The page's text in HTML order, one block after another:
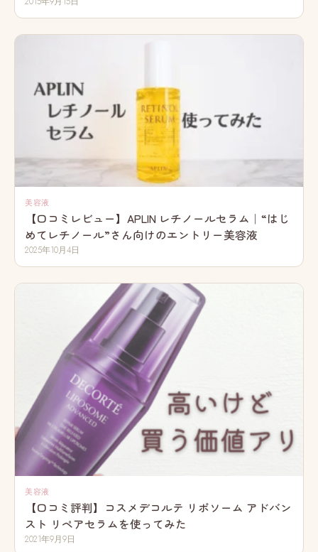
美容液
【口コミレビュー】APLIN レチノールセラム｜“はじ
めてレチノール”さん向けのエントリー美容液
2025年10月4日
美容液
【口コミ評判】コスメデコルテ リポソーム アドバン
スト リペアセラムを使ってみた
2021年9月9日